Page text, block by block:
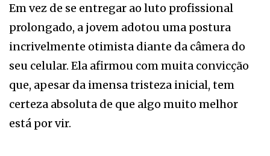
Em vez de se entregar ao luto profissional
prolongado, a jovem adotou uma postura
incrivelmente otimista diante da câmera do
seu celular. Ela afirmou com muita convicção
que, apesar da imensa tristeza inicial, tem
certeza absoluta de que algo muito melhor
está por vir.